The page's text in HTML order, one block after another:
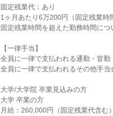
固定残業代：あり
1ヶ月あたり6万200円（固定残業時
固定残業時間を超えた勤務時間に
【一律手当】
全員に一律で支払われる通勤・皆勤
全員に一律で支払われるその他手当
大学/大学院 卒業見込みの方
大学 卒業の方
月給：260,000円（固定残業代含む）